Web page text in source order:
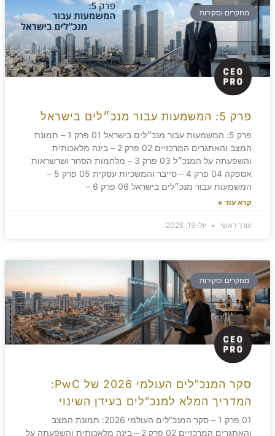
מחקרים וסקירות
פרק 5: המשמעות עבור מנכ״לים בישראל
פרק 5: המשמעות עבור מנכ״לים בישראל 01 פרק 1 – תמונת
המצב והאתגרים המרכזיים 02 פרק 2 – בינה מלאכותית
והשפעתה על המנכ״ל 03 פרק 3 – מלחמות הסחר ושרשראות
אספקה 04 פרק 4 – סייבר והמשכיות עסקית 05 פרק 5 –
המשמעות עבור מנכ״לים בישראל 06 פרק 6 –
קרא עוד »
עורך ראשי יולי 19, 2026
מחקרים וסקירות
סקר המנכ"לים העולמי 2026 של PwC:
המדריך המלא למנכ"לים בעידן השינוי
01 פרק 1 – סקר המנכ"לים העולמי 2026: תמונת המצב
והאתגרים המרכזיים 02 פרק 2 – בינה מלאכותית והשפעתה על